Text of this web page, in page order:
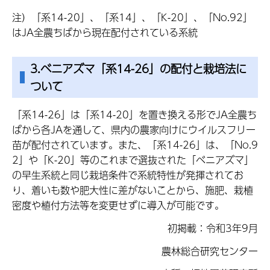
注）「系14-20」、「系14」、「K-20」、「No.92」
はJA全農ちばから現在配付されている系統
3.ベニアズマ「系14-26」の配付と栽培法に
ついて
「系14-26」は「系14-20」を置き換える形でJA全農ち
ばから各JAを通して、県内の農家向けにウイルスフリー
苗が配付されています。また、「系14-26」は、「No.9
2」や「K-20」等のこれまで選抜された「ベニアズマ」
の早生系統と同じ栽培条件で系統特性が発揮されてお
り、着いも数や肥大性に差がないことから、施肥、栽植
密度や植付方法等を変更せずに導入が可能です。
初掲載：令和3年9月
農林総合研究センター